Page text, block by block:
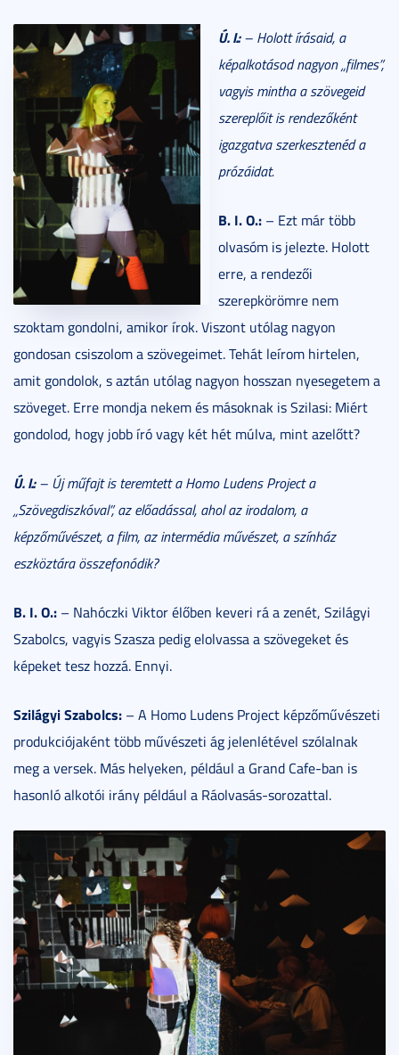
Ú. I.: – Holott írásaid, a
képalkotásod nagyon „filmes”,
vagyis mintha a szövegeid
szereplőit is rendezőként
igazgatva szerkesztenéd a
prózáidat.
B. I. O.: – Ezt már több
olvasóm is jelezte. Holott
erre, a rendezői
szerepkörömre nem
szoktam gondolni, amikor írok. Viszont utólag nagyon
gondosan csiszolom a szövegeimet. Tehát leírom hirtelen,
amit gondolok, s aztán utólag nagyon hosszan nyesegetem a
szöveget. Erre mondja nekem és másoknak is Szilasi: Miért
gondolod, hogy jobb író vagy két hét múlva, mint azelőtt?
Ú. I.: – Új műfajt is teremtett a Homo Ludens Project a
„Szövegdiszkóval”, az előadással, ahol az irodalom, a
képzőművészet, a film, az intermédia művészet, a színház
eszköztára összefonódik?
B. I. O.: – Nahóczki Viktor élőben keveri rá a zenét, Szilágyi
Szabolcs, vagyis Szasza pedig elolvassa a szövegeket és
képeket tesz hozzá. Ennyi.
Szilágyi Szabolcs: – A Homo Ludens Project képzőművészeti
produkciójaként több művészeti ág jelenlétével szólalnak
meg a versek. Más helyeken, például a Grand Cafe-ban is
hasonló alkotói irány például a Ráolvasás-sorozattal.